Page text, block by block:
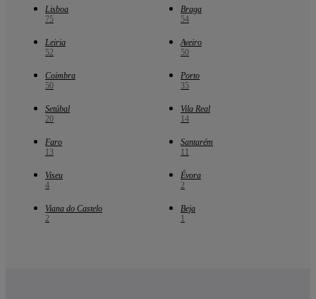
Lisboa
75
Braga
54
Leiria
52
Aveiro
50
Coimbra
50
Porto
35
Setúbal
20
Vila Real
14
Faro
13
Santarém
11
Viseu
4
Évora
2
Viana do Castelo
2
Beja
1